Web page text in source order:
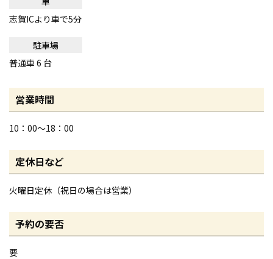
志賀ICより車で5分
駐車場
普通車 6 台
営業時間
10：00～18：00
定休日など
火曜日定休（祝日の場合は営業）
予約の要否
要